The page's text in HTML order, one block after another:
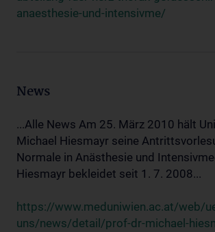
anaesthesie-und-intensivme/
News
...Alle News Am 25. März 2010 hält
Michael Hiesmayr seine
Normale in Anästhesie und
Hiesmayr bekleidet seit 1. 7. 2008...
https://www.meduniwien.ac.at/web/
uns/news/detail/prof-dr-michael-